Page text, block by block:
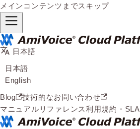
メインコンテンツまでスキップ
日本語
日本語
English
Blog
技術的なお問い合わせ
マニュアル リファレンス利用規約・SLA